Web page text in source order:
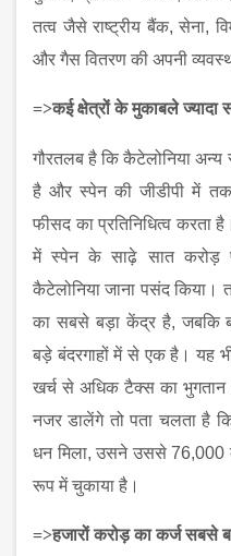
तत्व जैसे राष्ट्रीय बैंक, सेना,
और गैस वितरण की अपनी
=>कई क्षेत्रों के मुकाबले ज्‍यादा
गौरतलब है कि कैटेलोनिया अन्य
है और स्पेन की जीडीपी में
फीसद का प्रतिनिधित्व
में स्पेन के साढ़े सात करोड़
कैटेलोनिया जाना पसंद किया।
का सबसे बड़ा केंद्र है, जबकि
बड़े बंदरगाहों में से एक है। यह
खर्च से अधिक टैक्स का
नजर डालेंगे तो पता चलता है
धन मिला, उसने उससे 76,000
रूप में चुकाया है।
=>हजारों करोड़ का कर्ज सबसे